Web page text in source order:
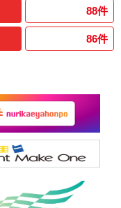
88件
86件